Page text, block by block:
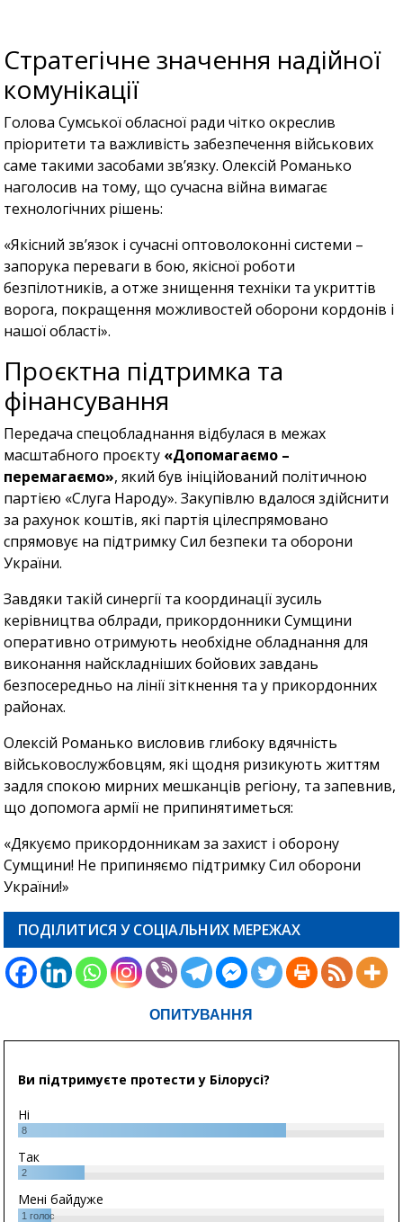
Стратегічне значення надійної
комунікації
Голова Сумської обласної ради чітко окреслив
пріоритети та важливість забезпечення військових
саме такими засобами зв’язку. Олексій Романько
наголосив на тому, що сучасна війна вимагає
технологічних рішень:
«Якісний зв’язок і сучасні оптоволоконні системи –
запорука переваги в бою, якісної роботи
безпілотників, а отже знищення техніки та укриттів
ворога, покращення можливостей оборони кордонів і
нашої області».
Проєктна підтримка та
фінансування
Передача спецобладнання відбулася в межах
масштабного проєкту «Допомагаємо –
перемагаємо», який був ініційований політичною
партією «Слуга Народу». Закупівлю вдалося здійснити
за рахунок коштів, які партія цілеспрямовано
спрямовує на підтримку Сил безпеки та оборони
України.
Завдяки такій синергії та координації зусиль
керівництва облради, прикордонники Сумщини
оперативно отримують необхідне обладнання для
виконання найскладніших бойових завдань
безпосередньо на лінії зіткнення та у прикордонних
районах.
Олексій Романько висловив глибоку вдячність
військовослужбовцям, які щодня ризикують життям
задля спокою мирних мешканців регіону, та запевнив,
що допомога армії не припинятиметься:
«Дякуємо прикордонникам за захист і оборону
Сумщини! Не припиняємо підтримку Сил оборони
України!»
ПОДІЛИТИСЯ У СОЦІАЛЬНИХ МЕРЕЖАХ
ОПИТУВАННЯ
Ви підтримуєте протести у Білорусі?
Ні
8
Так
2
Мені байдуже
1 голос